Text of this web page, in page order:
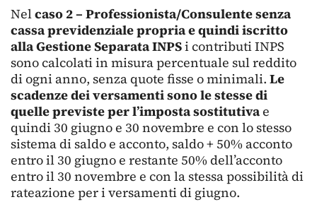
Nelcaso 2 – Professionista/Consulente senza
cassa previdenziale propria e quindi iscritto
alla Gestione Separata INPSi contributi INPS
sono calcolati in misura percentuale sul reddito
di ogni anno, senza quote fisse o minimali. Le
scadenze dei versamenti sono le stesse di
quelle previste per l’imposta sostitutivae
quindi 30 giugno e 30 novembre e con lo stesso
sistema di saldo e acconto, saldo + 50% acconto
entro il 30 giugno e restante 50% dell’acconto
entro il 30 novembre e con la stessa possibilità di
rateazione per i versamenti di giugno.